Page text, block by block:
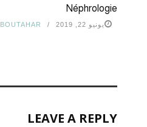
Néphrologie
يونيو 22, 2019 BOUTAHAR
LEAVE A REPLY